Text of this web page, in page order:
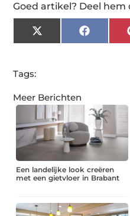
Goed artikel? Deel hem
X
(Twitter)
Tags:
Meer Berichten
Een landelijke look creëren
met een gietvloer in Brabant